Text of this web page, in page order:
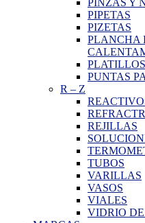
PINZAS Y
PIPETAS
PIZETAS
PLANCHA
PUNTAS
R – Z
REJILLAS
TUBOS
VARILLAS
VASOS
VIALES
VIDRIO